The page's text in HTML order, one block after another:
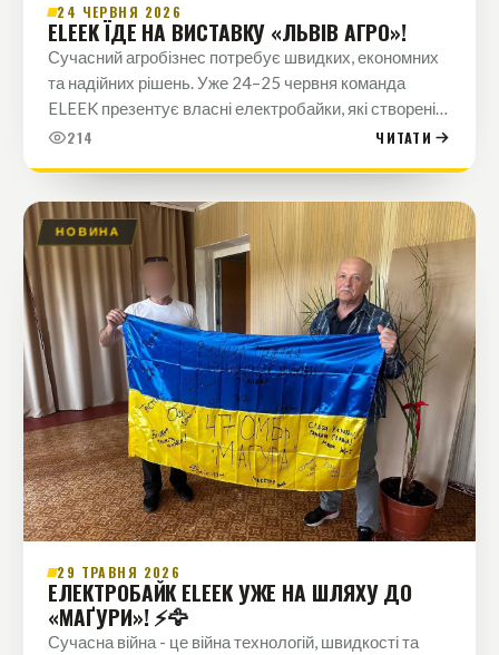
24 ЧЕРВНЯ 2026
ELEEK ЇДЕ НА ВИСТАВКУ «ЛЬВІВ АГРО»!
Сучасний агробізнес потребує швидких, економних
та надійних рішень. Уже 24–25 червня команда
ELEEK презентує власні електробайки, які створені
для ефективної роботи в полі та повного бездоріжжя.
214 ЧИТАТИ
НОВИНА
29 ТРАВНЯ 2026
ЕЛЕКТРОБАЙК ELEEK УЖЕ НА ШЛЯХУ ДО
«МАҐУРИ»! ⚡️🦅
Сучасна війна - це війна технологій, швидкості та